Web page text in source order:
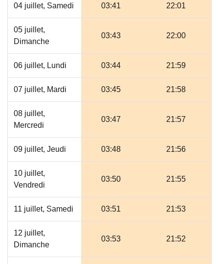
04 juillet, Samedi 03:41 22:01
05 juillet,
Dimanche
03:43 22:00
06 juillet, Lundi 03:44 21:59
07 juillet, Mardi 03:45 21:58
08 juillet,
Mercredi
03:47 21:57
09 juillet, Jeudi 03:48 21:56
10 juillet,
Vendredi
03:50 21:55
11 juillet, Samedi 03:51 21:53
12 juillet,
Dimanche
03:53 21:52